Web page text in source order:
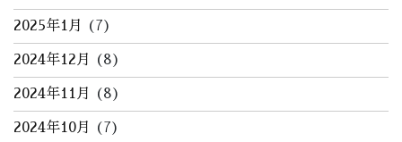
2025年1月 (7)
2024年12月 (8)
2024年11月 (8)
2024年10月 (7)